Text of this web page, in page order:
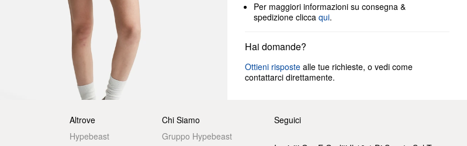
Per maggiori informazioni su consegna &
spedizione clicca qui.
Hai domande?
Ottieni risposte alle tue richieste, o vedi come
contattarci direttamente.
Altrove
Hypebeast
Chi Siamo
Gruppo Hypebeast
Seguici